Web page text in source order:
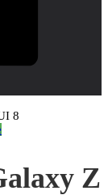
8
Z